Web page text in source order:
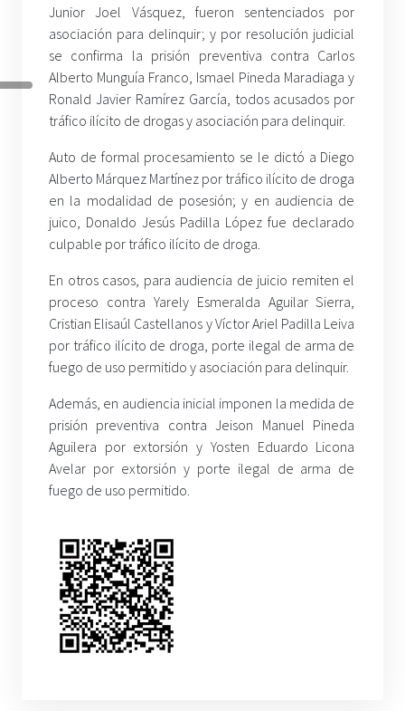
Junior Joel Vásquez, fueron sentenciados por
asociación para delinquir; y por resolución judicial
se confirma la prisión preventiva contra Carlos
Alberto Munguía Franco, Ismael Pineda Maradiaga y
Ronald Javier Ramírez García, todos acusados por
tráfico ilícito de drogas y asociación para delinquir.
Auto de formal procesamiento se le dictó a Diego
Alberto Márquez Martínez por tráfico ilícito de droga
en la modalidad de posesión; y en audiencia de
juico, Donaldo Jesús Padilla López fue declarado
culpable por tráfico ilícito de droga.
En otros casos, para audiencia de juicio remiten el
proceso contra Yarely Esmeralda Aguilar Sierra,
Cristian Elisaúl Castellanos y Víctor Ariel Padilla Leiva
por tráfico ilícito de droga, porte ilegal de arma de
fuego de uso permitido y asociación para delinquir.
Además, en audiencia inicial imponen la medida de
prisión preventiva contra Jeison Manuel Pineda
Aguilera por extorsión y Yosten Eduardo Licona
Avelar por extorsión y porte ilegal de arma de
fuego de uso permitido.